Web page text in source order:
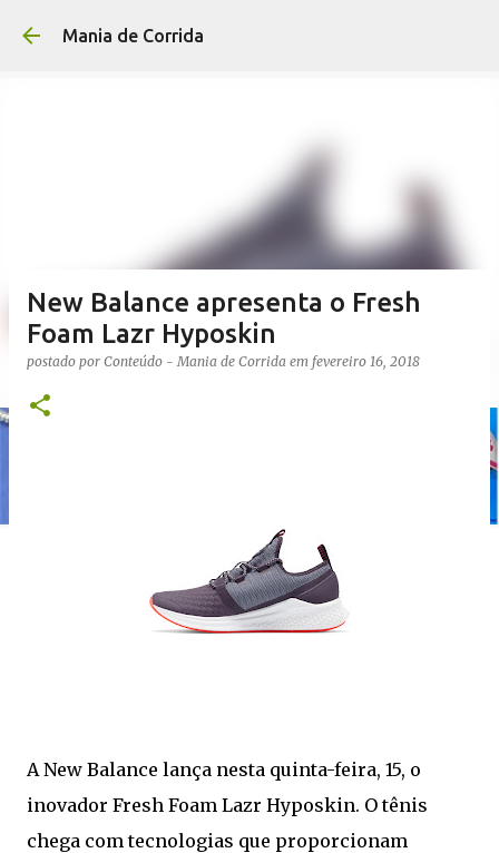
Mania de Corrida
New Balance apresenta o Fresh
Foam Lazr Hyposkin
postado por Conteúdo - Mania de Corrida em fevereiro 16, 2018
A New Balance lança nesta quinta-feira, 15, o
inovador Fresh Foam Lazr Hyposkin. O tênis
chega com tecnologias que proporcionam